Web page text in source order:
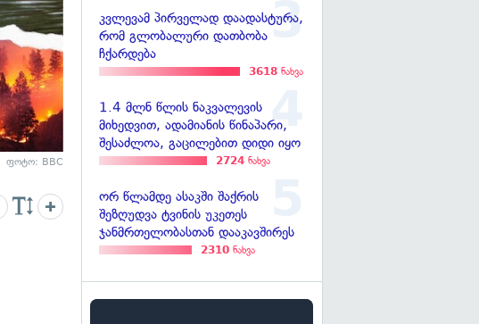
ფოტო: BBC
კვლევამ პირველად დაადასტურა,
რომ გლობალური დათბობა
ჩქარდება
3618 ნახვა
1.4 მლნ წლის ნაკვალევის
მიხედვით, ადამიანის წინაპარი,
შესაძლოა, გაცილებით დიდი იყო
2724 ნახვა
ორ წლამდე ასაკში შაქრის
შეზღუდვა ტვინის უკეთეს
ჯანმრთელობასთან დააკავშირეს
2310 ნახვა